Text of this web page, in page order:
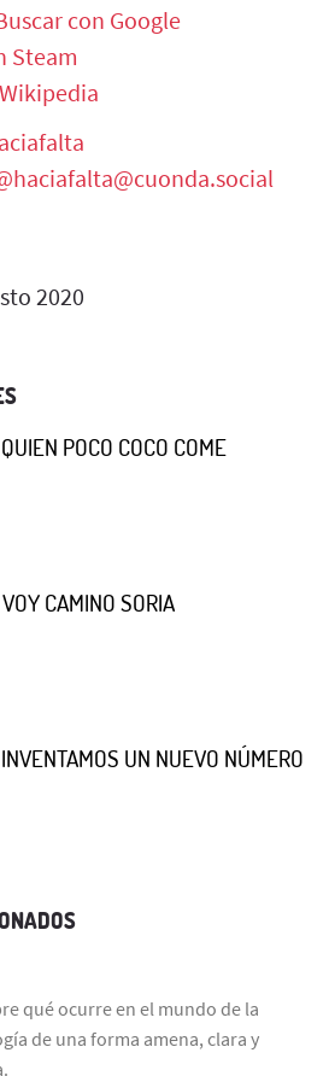
con Google
Steam
2020
QUIEN POCO COCO COME
VOY CAMINO SORIA
INVENTAMOS UN NUEVO NÚMERO
qué ocurre en el mundo de la
de una forma amena, clara y